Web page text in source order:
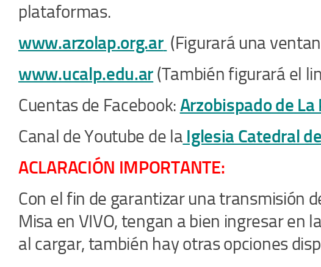
plataformas.
www.arzolap.org.ar (Figurará una
www.ucalp.edu.ar (También figurará el
Cuentas de Facebook: Arzobispado de La
Canal de Youtube de la Iglesia Catedral
ACLARACIÓN IMPORTANTE:
Con el fin de garantizar una transmisión
Misa en VIVO, tengan a bien ingresar en
al cargar, también hay otras opciones